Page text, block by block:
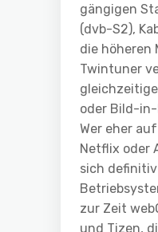
gängigen
(dvb-S2),
die höheren
Twintuner
oder Bild-
Wer eher
Netflix oder
sich
zur Zeit
und Tizen,